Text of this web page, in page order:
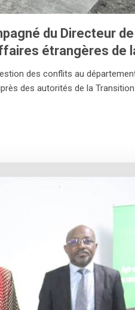
du Directeur
étrangères de
des conflits au
des autorités de la